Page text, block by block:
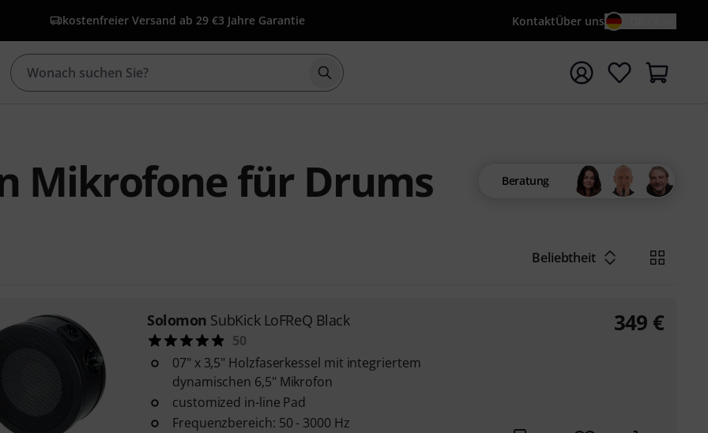
kostenfreier Versand ab 29 €3 Jahre Garantie KontaktÜber uns
Suche mit Suchwort {searchTerm} starten
Mikrofone für Drums Beratung
Beliebtheit
Solomon SubKick LoFReQ Black
50
07" x 3,5" Holzfaserkessel mit integriertem
dynamischen 6,5" Mikrofon
customized in-line Pad
Frequenzbereich: 50 - 3000 Hz
349 €